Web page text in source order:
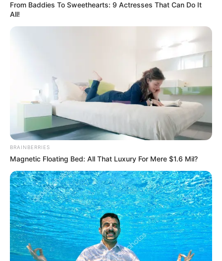
શાલિની તલવારે હની સિંહ પર ઘણા આરોપો લગાવ્યા
હતા તેમની પત્ની શાલિની તલવારે તેમના પર ઘરેલુ
હિંસાનો આરોપ લગાવ્યો હતો. આટલું જ નહીં,
શાલિનીએ કહ્યું હતું કે હની સિંહના ઘણી મહિલાઓ
સાથે ‘કેઝ્યુઅલ સંબંધો’ પણ છે જેના કારણે તે તેનાથી
અલગ થવા માંગે છે. આ સાથે શાલિનીએ સિંગર પર
From Baddies To Sweethearts: 9 Actresses That Can Do It
All!
BRAINBERRIES
Magnetic Floating Bed: All That Luxury For Mere $1.6 Mil?